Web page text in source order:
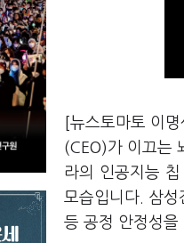
[뉴스토마토 이명
(CEO)가 이끄는
라의 인공지능
모습입니다. 삼
등 공정 안정성을